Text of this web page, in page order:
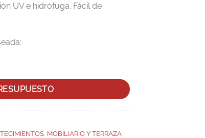
UV e hidrófuga. Fácil de
MOBILIARIO Y TERRAZA